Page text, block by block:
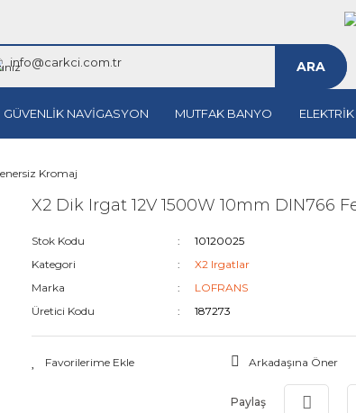
info@carkci.com.tr ARA
GÜVENLİK NAVİGASYON MUTFAK BANYO ELEKTRİK
Kromaj
X2 Dik Irgat 12V 1500W 10mm DIN766
Stok Kodu
10120025
Kategori
X2 Irgatlar
Marka
LOFRANS
Üretici Kodu
187273
Arkadaşına Öner
Paylaş